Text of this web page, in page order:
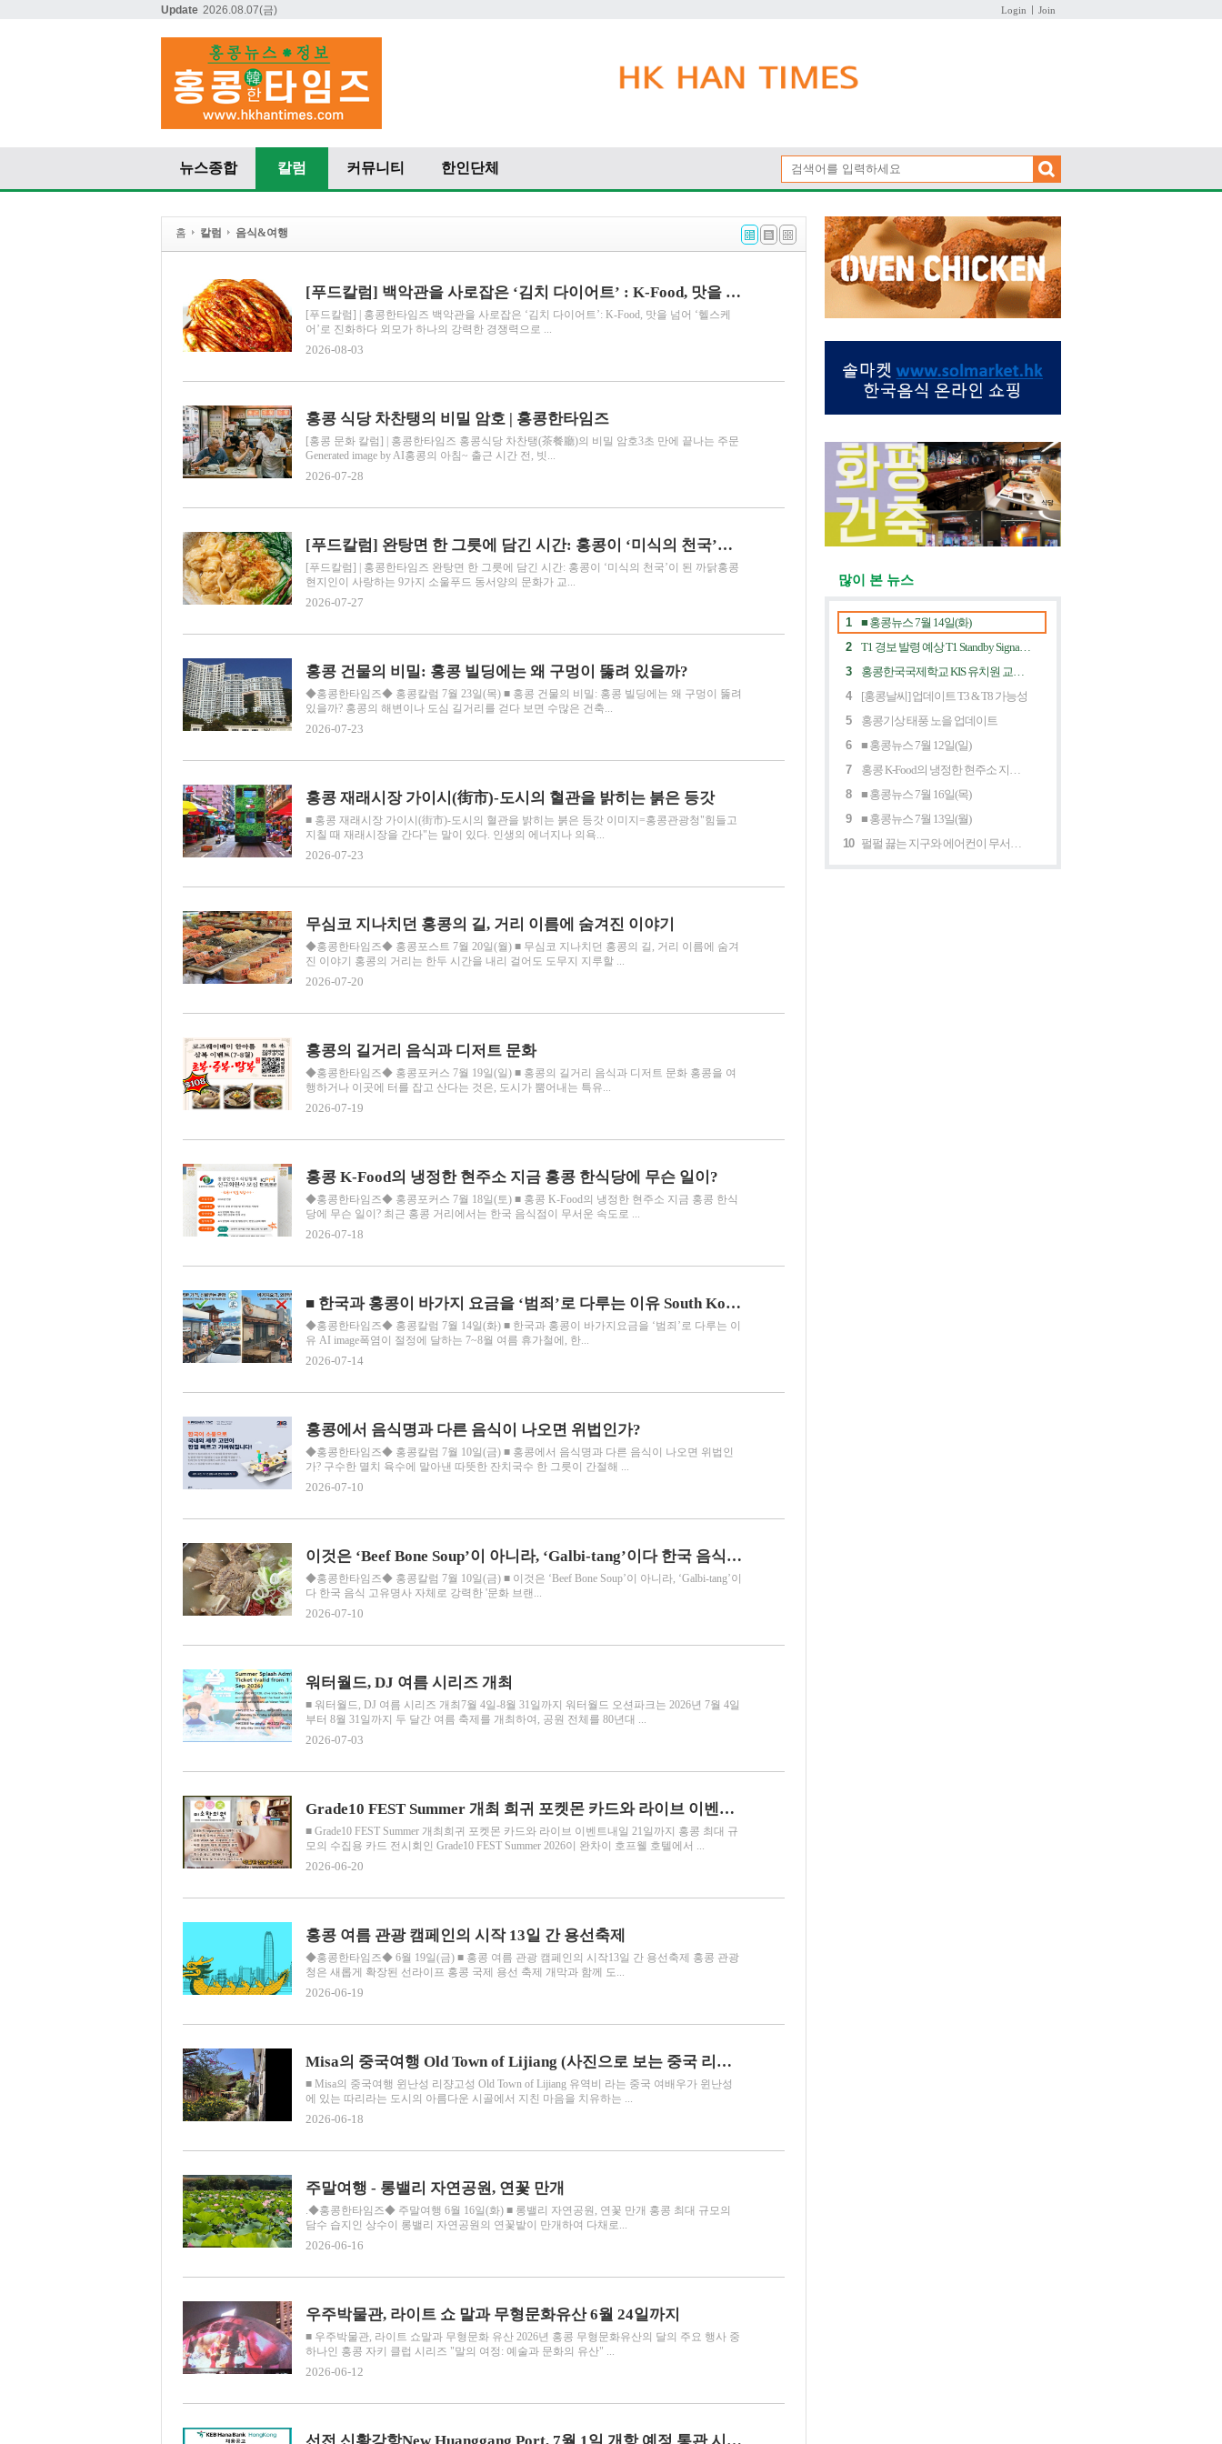
Login Join
Update 2026.08.07(금)
뉴스종합 칼럼 커뮤니티 한인단체
홈 칼럼 음식&여행
[푸드칼럼] 백악관을 사로잡은 ‘김치 다이어트’ : K-Food, 맛을 넘어 ‘헬스케어’로 진화하다
[푸드칼럼] | 홍콩한타임즈 백악관을 사로잡은 ‘김치 다이어트’: K-Food, 맛을 넘어 ‘헬스케
어’로 진화하다 외모가 하나의 강력한 경쟁력으로 ...
2026-08-03
홍콩 식당 차찬탱의 비밀 암호 | 홍콩한타임즈
[홍콩 문화 칼럼] | 홍콩한타임즈 홍콩식당 차찬탱(茶餐廳)의 비밀 암호3초 만에 끝나는 주문
Generated image by AI홍콩의 아침~ 출근 시간 전, 빗...
2026-07-28
[푸드칼럼] 완탕면 한 그릇에 담긴 시간: 홍콩이 ‘미식의 천국’이 된 까닭
[푸드칼럼] | 홍콩한타임즈 완탕면 한 그릇에 담긴 시간: 홍콩이 ‘미식의 천국’이 된 까닭홍콩
현지인이 사랑하는 9가지 소울푸드 동서양의 문화가 교...
2026-07-27
홍콩 건물의 비밀: 홍콩 빌딩에는 왜 구멍이 뚫려 있을까?
◆홍콩한타임즈◆ 홍콩칼럼 7월 23일(목) ■ 홍콩 건물의 비밀: 홍콩 빌딩에는 왜 구멍이 뚫려
있을까? 홍콩의 해변이나 도심 길거리를 걷다 보면 수많은 건축...
2026-07-23
홍콩 재래시장 가이시(街市)-도시의 혈관을 밝히는 붉은 등갓
■ 홍콩 재래시장 가이시(街市)-도시의 혈관을 밝히는 붉은 등갓 이미지=홍콩관광청"힘들고
지칠 때 재래시장을 간다"는 말이 있다. 인생의 에너지나 의욕...
2026-07-23
무심코 지나치던 홍콩의 길, 거리 이름에 숨겨진 이야기
◆홍콩한타임즈◆ 홍콩포스트 7월 20일(월) ■ 무심코 지나치던 홍콩의 길, 거리 이름에 숨겨
진 이야기 홍콩의 거리는 한두 시간을 내리 걸어도 도무지 지루할 ...
2026-07-20
홍콩의 길거리 음식과 디저트 문화
◆홍콩한타임즈◆ 홍콩포커스 7월 19일(일) ■ 홍콩의 길거리 음식과 디저트 문화 홍콩을 여
행하거나 이곳에 터를 잡고 산다는 것은, 도시가 뿜어내는 특유...
2026-07-19
홍콩 K-Food의 냉정한 현주소 지금 홍콩 한식당에 무슨 일이?
◆홍콩한타임즈◆ 홍콩포커스 7월 18일(토) ■ 홍콩 K-Food의 냉정한 현주소 지금 홍콩 한식
당에 무슨 일이? 최근 홍콩 거리에서는 한국 음식점이 무서운 속도로 ...
2026-07-18
■ 한국과 홍콩이 바가지 요금을 ‘범죄’로 다루는 이유 South Korea and Hong Kong Treat Overcharging as a Crime
◆홍콩한타임즈◆ 홍콩칼럼 7월 14일(화) ■ 한국과 홍콩이 바가지요금을 ‘범죄’로 다루는 이
유 AI image폭염이 절정에 달하는 7~8월 여름 휴가철에, 한...
2026-07-14
홍콩에서 음식명과 다른 음식이 나오면 위법인가?
◆홍콩한타임즈◆ 홍콩칼럼 7월 10일(금) ■ 홍콩에서 음식명과 다른 음식이 나오면 위법인
가? 구수한 멸치 육수에 말아낸 따뜻한 잔치국수 한 그릇이 간절해 ...
2026-07-10
이것은 ‘Beef Bone Soup’이 아니라, ‘Galbi-tang’이다 한국 음식 고유명사 자체로 강력한 '문화 브랜딩
◆홍콩한타임즈◆ 홍콩칼럼 7월 10일(금) ■ 이것은 ‘Beef Bone Soup’이 아니라, ‘Galbi-tang’이
다 한국 음식 고유명사 자체로 강력한 '문화 브랜...
2026-07-10
워터월드, DJ 여름 시리즈 개최
■ 워터월드, DJ 여름 시리즈 개최7월 4일-8월 31일까지 워터월드 오션파크는 2026년 7월 4일
부터 8월 31일까지 두 달간 여름 축제를 개최하여, 공원 전체를 80년대 ...
2026-07-03
Grade10 FEST Summer 개최 희귀 포켓몬 카드와 라이브 이벤트 내일 21일까지
■ Grade10 FEST Summer 개최희귀 포켓몬 카드와 라이브 이벤트내일 21일까지 홍콩 최대 규
모의 수집용 카드 전시회인 Grade10 FEST Summer 2026이 완차이 호프웰 호텔에서 ...
2026-06-20
홍콩 여름 관광 캠페인의 시작 13일 간 용선축제
◆홍콩한타임즈◆ 6월 19일(금) ■ 홍콩 여름 관광 캠페인의 시작13일 간 용선축제 홍콩 관광
청은 새롭게 확장된 선라이프 홍콩 국제 용선 축제 개막과 함께 도...
2026-06-19
Misa의 중국여행 Old Town of Lijiang (사진으로 보는 중국 리쟝고성)
■ Misa의 중국여행 윈난성 리쟝고성 Old Town of Lijiang 유역비 라는 중국 여배우가 윈난성
에 있는 따리라는 도시의 아름다운 시골에서 지친 마음을 치유하는 ...
2026-06-18
주말여행 - 롱밸리 자연공원, 연꽃 만개
.◆홍콩한타임즈◆ 주말여행 6월 16일(화) ■ 롱밸리 자연공원, 연꽃 만개 홍콩 최대 규모의
담수 습지인 상수이 롱밸리 자연공원의 연꽃밭이 만개하여 다채로...
2026-06-16
우주박물관, 라이트 쇼 말과 무형문화유산 6월 24일까지
■ 우주박물관, 라이트 쇼말과 무형문화 유산 2026년 홍콩 무형문화유산의 달의 주요 행사 중
하나인 홍콩 자키 클럽 시리즈 "말의 여정: 예술과 문화의 유산" ...
2026-06-12
많이 본 뉴스
1
■ 홍콩뉴스 7월 14일(화)
2
3
4
[홍콩날씨] 업데이트 T3 & T8 가능성
5
홍콩기상 태풍 노을 업데이트
6
■ 홍콩뉴스 7월 12일(일)
7
8
■ 홍콩뉴스 7월 16일(목)
9
■ 홍콩뉴스 7월 13일(월)
10